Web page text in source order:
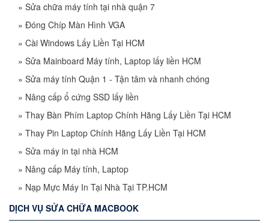
» Sửa chữa máy tính tại nhà quận 7
» Đóng Chíp Màn Hình VGA
» Cài Windows Lấy Liền Tại HCM
» Sửa Mainboard Máy tính, Laptop lấy liền HCM
» Sửa máy tính Quận 1 - Tận tâm và nhanh chóng
» Nâng cấp ổ cứng SSD lấy liền
» Thay Bàn Phím Laptop Chính Hãng Lấy Liền Tại HCM
» Thay Pin Laptop Chính Hãng Lấy Liền Tại HCM
» Sửa máy in tại nhà HCM
» Nâng cấp Máy tính, Laptop
» Nạp Mực Máy In Tại Nhà Tại TP.HCM
DỊCH VỤ SỬA CHỮA MACBOOK